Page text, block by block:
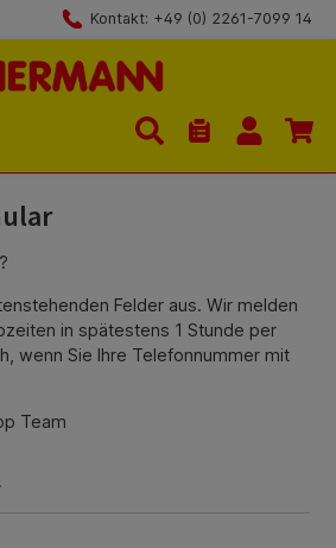
Kontakt: +49 (0) 2261-7099 14
Du hast 0
Felder aus. Wir melden
in spätestens 1 Stunde per
wenn Sie Ihre Telefonnummer mit
Team